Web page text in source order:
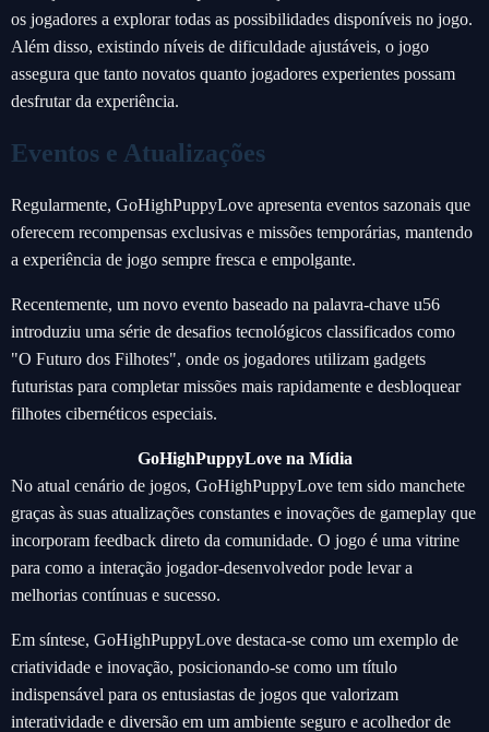
os jogadores a explorar todas as possibilidades disponíveis no jogo.
Além disso, existindo níveis de dificuldade ajustáveis, o jogo
assegura que tanto novatos quanto jogadores experientes possam
desfrutar da experiência.
Eventos e Atualizações
Regularmente, GoHighPuppyLove apresenta eventos sazonais que
oferecem recompensas exclusivas e missões temporárias, mantendo
a experiência de jogo sempre fresca e empolgante.
Recentemente, um novo evento baseado na palavra-chave u56
introduziu uma série de desafios tecnológicos classificados como
"O Futuro dos Filhotes", onde os jogadores utilizam gadgets
futuristas para completar missões mais rapidamente e desbloquear
filhotes cibernéticos especiais.
GoHighPuppyLove na Mídia
No atual cenário de jogos, GoHighPuppyLove tem sido manchete
graças às suas atualizações constantes e inovações de gameplay que
incorporam feedback direto da comunidade. O jogo é uma vitrine
para como a interação jogador-desenvolvedor pode levar a
melhorias contínuas e sucesso.
Em síntese, GoHighPuppyLove destaca-se como um exemplo de
criatividade e inovação, posicionando-se como um título
indispensável para os entusiastas de jogos que valorizam
interatividade e diversão em um ambiente seguro e acolhedor de